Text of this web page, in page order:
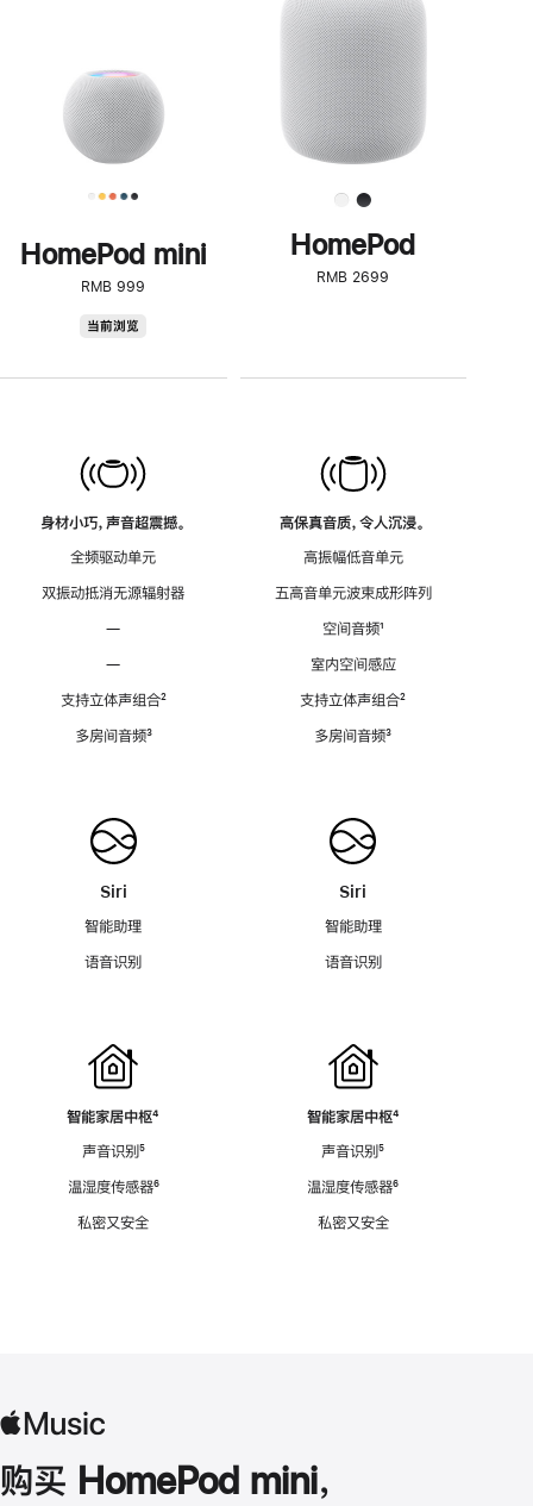
HomePod mini
RMB 999
当前浏览
身材小巧，声音超震撼。
全频驱动单元
双振动抵消无源辐射器
—
—
支持立体声组合脚
²
多房间音频脚
³
Siri
智能助理
语音识别
智能家居中枢脚
⁴
声音识别脚
⁵
温湿度传感器脚
⁶
私密又安全
了
解
HomePod<
HomePod
RMB 2699
高保真音质，令人沉浸。
高振幅低音单元
五高音单元波束成形阵列
空间音频脚
¹
室内空间感应
支持立体声组合脚
²
多房间音频脚
³
Siri
智能助理
语音识别
智能家居中枢脚
⁴
声音识别脚
⁵
温湿度传感器脚
⁶
私密又安全
购买 HomePod mini，